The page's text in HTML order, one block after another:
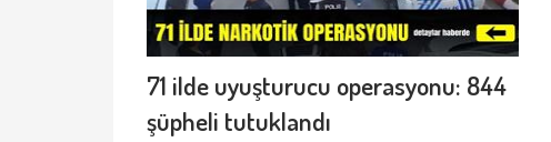
71 ilde uyuşturucu operasyonu: 844
şüpheli tutuklandı